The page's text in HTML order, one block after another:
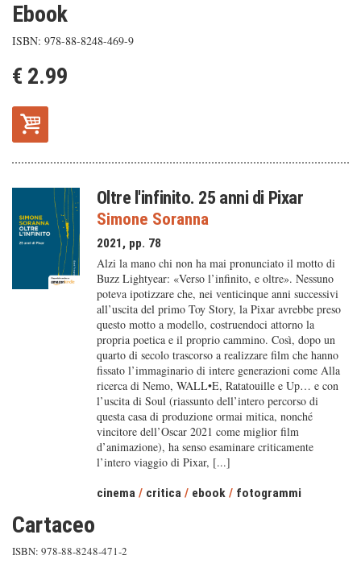
Ebook
ISBN: 978-88-8248-469-9
€ 2.99
Oltre l'infinito. 25 anni di Pixar
Simone Soranna
2021, pp. 78
Alzi la mano chi non ha mai pronunciato il motto di
Buzz Lightyear: «Verso l’infinito, e oltre». Nessuno
poteva ipotizzare che, nei venticinque anni successivi
all’uscita del primo Toy Story, la Pixar avrebbe preso
questo motto a modello, costruendoci attorno la
propria poetica e il proprio cammino. Così, dopo un
quarto di secolo trascorso a realizzare film che hanno
fissato l’immaginario di intere generazioni come Alla
ricerca di Nemo, WALL•E, Ratatouille e Up… e con
l’uscita di Soul (riassunto dell’intero percorso di
questa casa di produzione ormai mitica, nonché
vincitore dell’Oscar 2021 come miglior film
d’animazione), ha senso esaminare criticamente
l’intero viaggio di Pixar, [...]
cinema / critica / ebook / fotogrammi
Cartaceo
ISBN: 978-88-8248-471-2